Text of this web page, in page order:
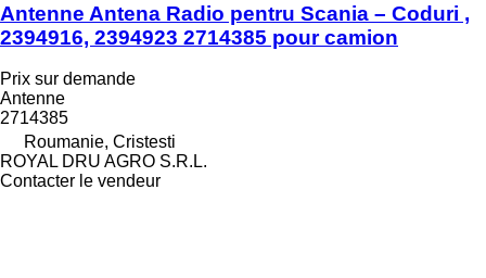
Antenne Antena Radio pentru Scania – Coduri ,
2394916, 2394923 2714385 pour camion
Prix sur demande
Antenne
2714385
Roumanie, Cristesti
ROYAL DRU AGRO S.R.L.
Contacter le vendeur